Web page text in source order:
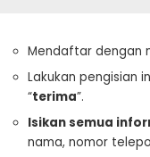
Mendaftar dengan
Lakukan pengisian
“terima”.
Isikan semua
nama, nomor